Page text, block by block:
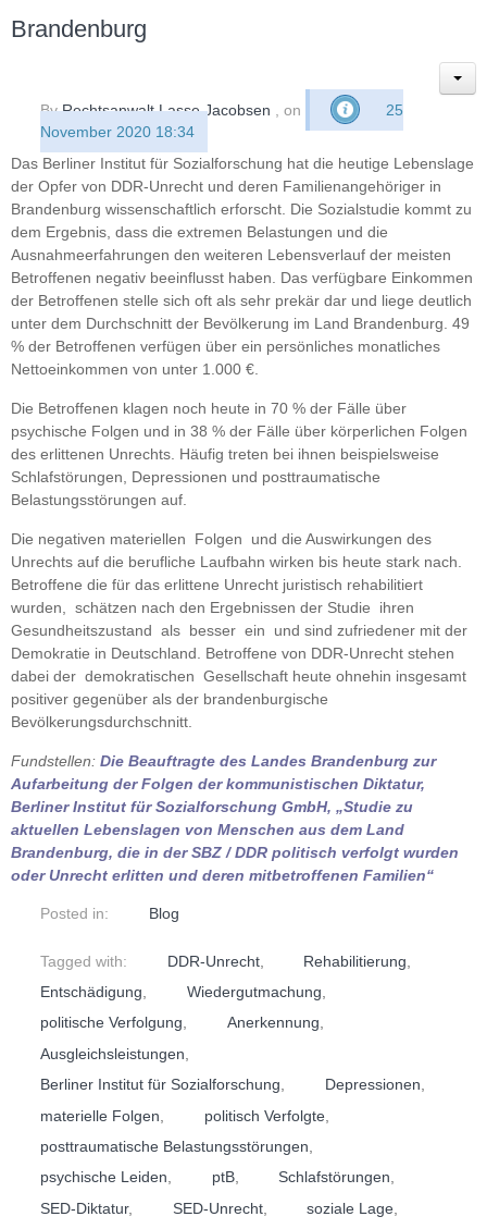
Brandenburg
ByRechtsanwalt Lasse Jacobsen , on
25
November 2020 18:34
Das Berliner Institut für Sozialforschung hat die heutige Lebenslage
der Opfer von DDR-Unrecht und deren Familienangehöriger in
Brandenburg wissenschaftlich erforscht. Die Sozialstudie kommt zu
dem Ergebnis, dass die extremen Belastungen und die
Ausnahmeerfahrungen den weiteren Lebensverlauf der meisten
Betroffenen negativ beeinflusst haben. Das verfügbare Einkommen
der Betroffenen stelle sich oft als sehr prekär dar und liege deutlich
unter dem Durchschnitt der Bevölkerung im Land Brandenburg. 49
% der Betroffenen verfügen über ein persönliches monatliches
Nettoeinkommen von unter 1.000 €.
Die Betroffenen klagen noch heute in 70 % der Fälle über
psychische Folgen und in 38 % der Fälle über körperlichen Folgen
des erlittenen Unrechts. Häufig treten bei ihnen beispielsweise
Schlafstörungen, Depressionen und posttraumatische
Belastungsstörungen auf.
Die negativen materiellen Folgen und die Auswirkungen des
Unrechts auf die berufliche Laufbahn wirken bis heute stark nach.
Betroffene die für das erlittene Unrecht juristisch rehabilitiert
wurden, schätzen nach den Ergebnissen der Studie ihren
Gesundheitszustand als besser ein und sind zufriedener mit der
Demokratie in Deutschland. Betroffene von DDR-Unrecht stehen
dabei der demokratischen Gesellschaft heute ohnehin insgesamt
positiver gegenüber als der brandenburgische
Bevölkerungsdurchschnitt.
Fundstellen: Die Beauftragte des Landes Brandenburg zur
Aufarbeitung der Folgen der kommunistischen Diktatur,
Berliner Institut für Sozialforschung GmbH, „Studie zu
aktuellen Lebenslagen von Menschen aus dem Land
Brandenburg, die in der SBZ / DDR politisch verfolgt wurden
oder Unrecht erlitten und deren mitbetroffenen Familien“
Posted in: Blog
Tagged with: DDR-Unrecht, Rehabilitierung
Entschädigung
Wiedergutmachung
politische Verfolgung, Anerkennung,
Ausgleichsleistungen
Berliner Institut für Sozialforschung
Depressionen
materielle Folgen
politisch Verfolgte,
posttraumatische Belastungsstörungen
psychische Leiden, ptB, Schlafstörungen,
SED-Diktatur, SED-Unrecht, soziale Lage